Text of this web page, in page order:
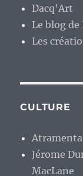
Dacq'Art
Le blog
Les
CULTURE
Atramenta
Jérome
MacLane